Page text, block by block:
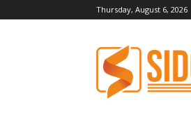
Thursday, August 6, 2026